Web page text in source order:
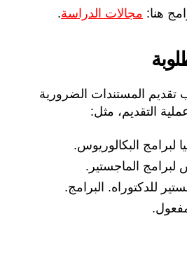
هنا: مجالات الدراسة.
المستندات الضرورية
عملية التقديم، مثل:
لبرامج البكالوريوس.
لبرامج الماجستير.
للدكتوراه. البرامج.